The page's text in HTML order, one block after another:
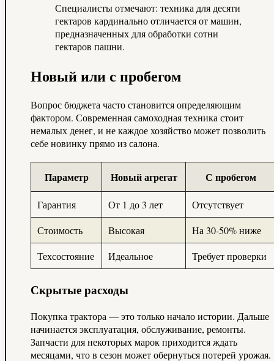
Специалисты отмечают: техника для десяти
гектаров кардинально отличается от машин,
предназначенных для обработки сотни
гектаров пашни.
Новый или с пробегом
Вопрос бюджета часто становится определяющим
фактором. Современная самоходная техника стоит
немалых денег, и не каждое хозяйство может позволить
себе новинку прямо из салона.
Параметр Новый агрегат С пробегом
Гарантия От 1 до 3 лет
Отсутствует
Стоимость
Высокая
На 30-50% ниже
Техсостояние
Идеальное Требует проверки
Скрытые расходы
Покупка трактора — это только начало истории. Дальше
начинается эксплуатация, обслуживание, ремонты.
Запчасти для некоторых марок приходится ждать
месяцами, что в сезон может обернуться потерей урожая.